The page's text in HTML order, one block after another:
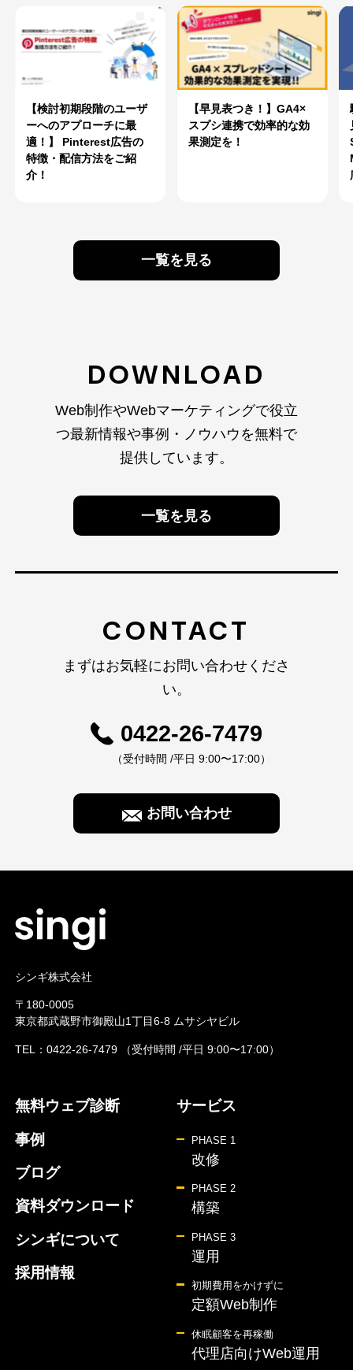
【検討初期段階のユーザ
ーへのアプローチに最
適！】 Pinterest広告の
特徴・配信方法をご紹
介！
【早見表つき！】GA4×
スプシ連携で効率的な効
果測定を！
一覧を見る
DOWNLOAD
Web制作やWebマーケティングで役立
つ最新情報や事例・ノウハウを無料で
提供しています。
一覧を見る
CONTACT
まずはお気軽にお問い合わせくださ
い。
0422-26-7479
（受付時間 /平日 9:00〜17:00）
お問い合わせ
シンギ株式会社
〒180-0005
東京都武蔵野市御殿山1丁目6-8 ムサシヤビル
TEL：0422-26-7479 （受付時間 /平日 9:00〜17:00）
無料ウェブ診断
事例
ブログ
資料ダウンロード
シンギについて
採用情報
サービス
PHASE 1
改修
PHASE 2
構築
PHASE 3
運用
初期費用をかけずに
定額Web制作
休眠顧客を再稼働
代理店向けWeb運用